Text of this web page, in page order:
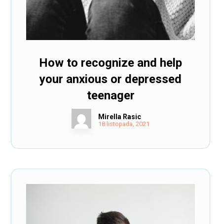
How to recognize and help
your anxious or depressed
teenager
Mirella Rasic
18 listopada, 2021